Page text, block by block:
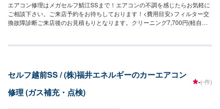
エアコン修理はメガセルフ鯖江SSまで！エアコンの不調を感じたらお気軽に
ご相談下さい。ご来店予約をお待ちしております！<費用目安>フィルター交
換故障診断ご来店後のお見積もりとなります。クリーニング7,700円(軽自動
セルフ越前SS / (株)福井エネルギーのカーエアコン
修理 (ガス補充・点検)
-(-件)